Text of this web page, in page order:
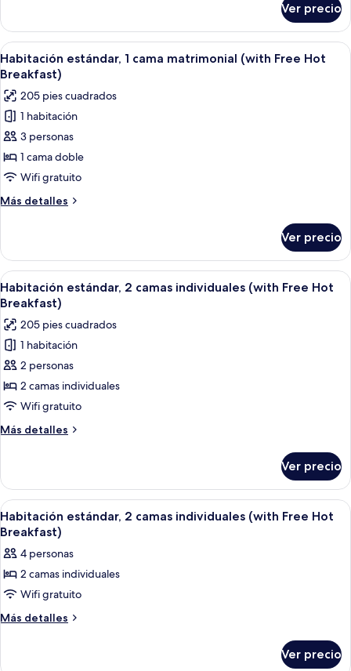
sofá
cama
(Free
Hot
Breakfast)
estándar,
cama
matrimonial
sofá
cama
(Free
Hot
Breakfast)
Ver precio
Abrir
todas
las
fotos
de
Habitación
estándar,
1
cama
matrimonial
Free
Hot
Breakfast)
Un baño con azulejos blancos, una
12
Habitación estándar, 1 cama matrimonial (with Free Hot
Breakfast)
205 pies cuadrados
1 habitación
3 personas
1 cama doble
Wifi gratuito
Más detalles
Más
estándar,
cama
matrimonial
Free
Hot
Breakfast)
Ver precio
Abrir
todas
las
fotos
de
Habitación
estándar,
2
camas
individuales
Free
Hot
Breakfast)
Habitación de hotel con dos camas,
14
Habitación estándar, 2 camas individuales (with Free Hot
Breakfast)
205 pies cuadrados
1 habitación
2 personas
2 camas individuales
Wifi gratuito
Más detalles
Más
estándar,
camas
individuales
Free
Hot
Ver precio
Abrir
todas
las
fotos
de
Habitación
estándar,
Habitación de hotel con dos camas,
4
Habitación estándar, 2 camas individuales (with Free Hot
Breakfast)
4 personas
2 camas individuales
Wifi gratuito
Más detalles
Más
Ver precio